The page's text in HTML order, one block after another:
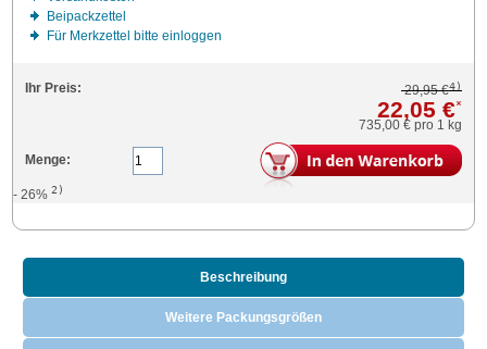
Beipackzettel
Für Merkzettel bitte einloggen
Ihr Preis: 29,95 €4)
22,05 €*
735,00 € pro 1 kg
Menge:
- 26%2)
Beschreibung
Weitere Packungsgrößen